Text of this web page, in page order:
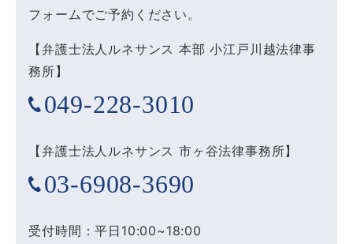
フォームでご予約ください。
【弁護士法人ルネサンス 本部 小江戸川越法律事
務所】
049-228-3010
【弁護士法人ルネサンス 市ヶ谷法律事務所】
03-6908-3690
受付時間：平日10:00~18:00